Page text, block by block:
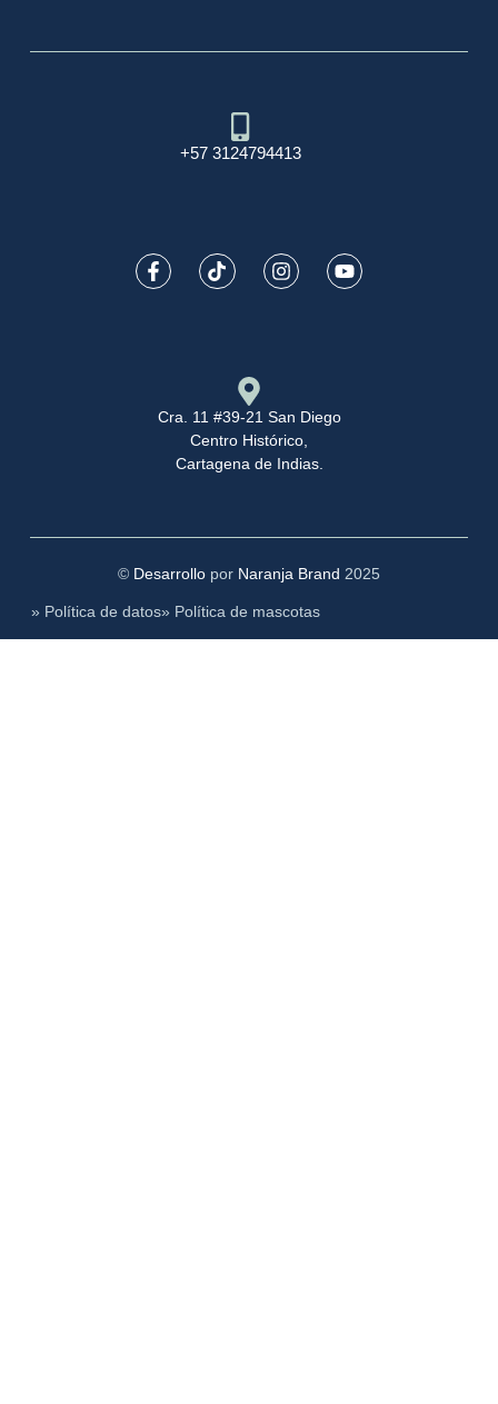
Cra. 11 #39-21 San Diego
Centro Histórico,
Cartagena de Indias.
+57 3124794413
© Desarrollo por Naranja Brand 2025
» Política de datos» Política de mascotas